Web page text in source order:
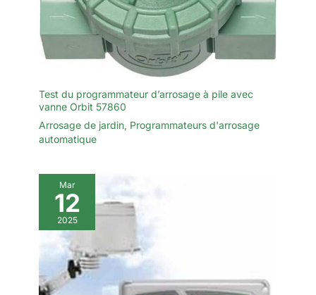
Test du programmateur d’arrosage à pile avec
vanne Orbit 57860
Arrosage de jardin, Programmateurs d'arrosage
automatique
Mar
12
2025